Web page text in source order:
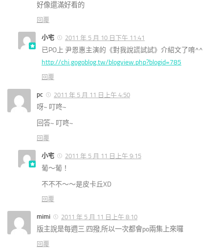
好像還滿好看的
回覆
小宅 2011 年 5 月 10 日下午 11:41
已PO上 尹恩惠主演的《對我說謊試試》介紹文了唷^^
http://chi.gogoblog.tw/blogview.php?blogid=785
回覆
pc 2011 年 5 月 11 日上午 4:50
呀~ 叮咚~
回答~ 叮咚~
回覆
小宅 2011 年 5 月 11 日上午 9:15
葡～葡！
不不不～～是皮卡丘XD
回覆
mimi 2011 年 5 月 11 日上午 8:10
版主說是每週三.四撥,所以一次都會po兩集上來囉
回覆